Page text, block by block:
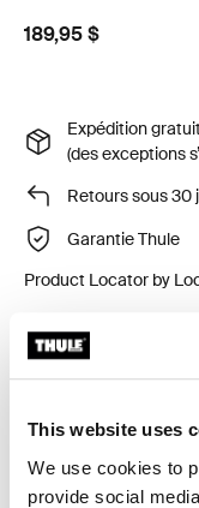
This website uses
We use cookies to
provide social
189,95 $
Expédition
(des exceptions
Retours sous 30
Garantie Thule
Product Locator by
Ensemble
munis de points
de points de
personnalisée.